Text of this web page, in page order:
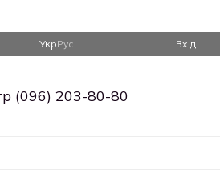
УкрРус Вхід
(096) 203-80-80